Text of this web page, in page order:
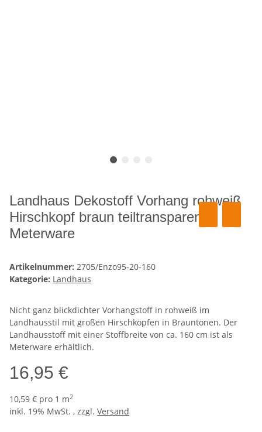
Landhaus Dekostoff Vorhang rohweiß
Hirschkopf braun teiltransparent,
Meterware
Artikelnummer: 2705/Enzo95-20-160
Kategorie: Landhaus
Nicht ganz blickdichter Vorhangstoff in rohweiß im
Landhausstil mit großen Hirschköpfen in Brauntönen. Der
Landhausstoff mit einer Stoffbreite von ca. 160 cm ist als
Meterware erhältlich.
16,95 €
10,59 € pro 1 m2
inkl. 19% MwSt. , zzgl. Versand